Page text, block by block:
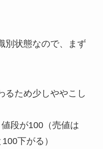
別状態なので、まず
るため少しややこし
段が100（売値は
下がる）